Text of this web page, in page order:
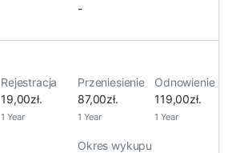
-
Rejestracja
19,00zł.
1 Year
Przeniesienie
87,00zł.
1 Year
Odnowienie
119,00zł.
1 Year
Okres wykupu